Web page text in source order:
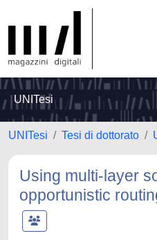
UNITesi
UNITesi Tesi di dottorato
Using multi-layer
opportunistic